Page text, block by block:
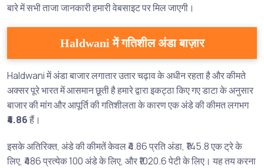
बारे में सभी ताजा जानकारी हमारी वेबसाइट पर मिल जाएगी।
Haldwani में गतिशील अंडा बाज़ार
Haldwani में अंडा बाजार लगातार उतार चढ़ाव के अधीन रहता है और कीमते
अक्सर पूरे भारत में आसमान छूती है हमारे द्वारा इकट्ठा किए गए डाटा के अनुसार
बाजार की मांग और आपूर्ति की गतिशीलता के कारण एक अंडे की कीमत लगभग
₹4.86हैं।
इसके अतिरिक्त, अंडे की कीमतें केवल ₹4.86 प्रति अंडा, ₹145.8 एक ट्रे के
लिए, ₹486 प्रत्येक 100 अंडे के लिए, और ₹1020.6 पेटी के लिए। यह तय करना